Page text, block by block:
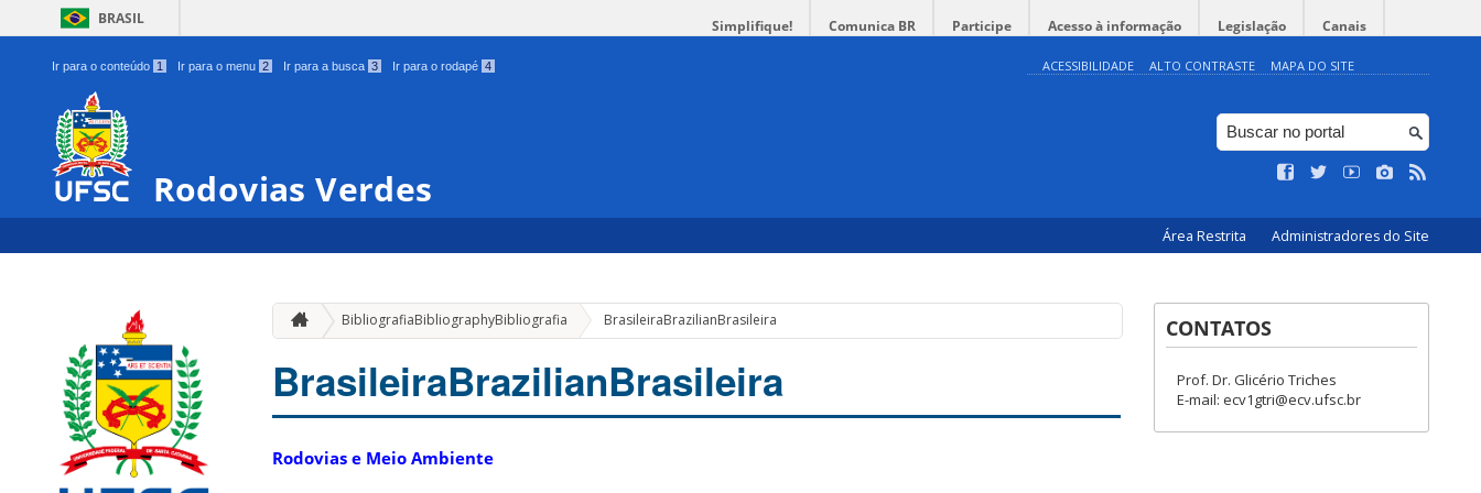
BRASIL Simplifique! Comunica BR Participe Acesso à informação Legislação Canais
Ir para o conteúdo 1 Ir para o menu 2 Ir para a busca 3 Ir para o rodapé 4 ACESSIBILIDADE ALTO CONTRASTE MAPA DO SITE
Rodovias Verdes
Área Restrita Administradores do Site
BibliografiaBibliographyBibliografia BrasileiraBrazilianBrasileira
BrasileiraBrazilianBrasileira
Rodovias e Meio Ambiente
CONTATOS
Prof. Dr. Glicério Triches
E-mail: ecv1gtri@ecv.ufsc.br